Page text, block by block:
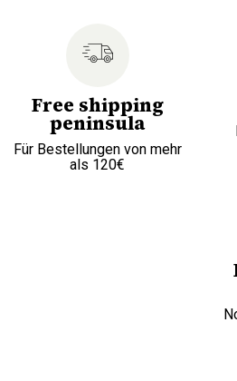
Free shipping
peninsula
Für Bestellungen von mehr
als 120€